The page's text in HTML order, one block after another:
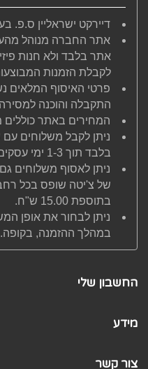
דיירקט ישראליין ס.פ.
אתר החברה מנוהל
אתר בלבד ולא חנות
לקבלת הזמנות
פרטי האיסוף המלאים
התקבלה והוכנה
המחירים באתר
בלבד תוך 1-3 ימי עסקים.
בתוספת 15.00 ש"ח.
ניתן לבחור את אופן
במהלך ההזמנה, בקופה.
החשבון שלי
מידע
צור קשר